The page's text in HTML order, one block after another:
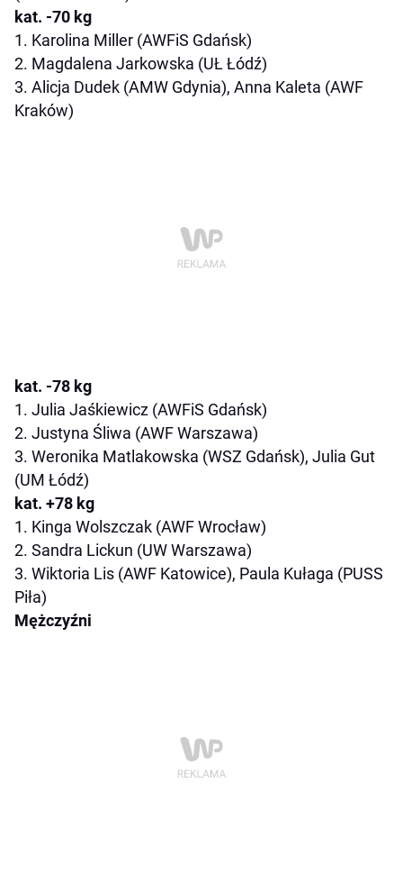
kat. -70 kg
1. Karolina Miller (AWFiS Gdańsk)
2. Magdalena Jarkowska (UŁ Łódź)
3. Alicja Dudek (AMW Gdynia), Anna Kaleta (AWF
Kraków)
kat. -78 kg
1. Julia Jaśkiewicz (AWFiS Gdańsk)
2. Justyna Śliwa (AWF Warszawa)
3. Weronika Matlakowska (WSZ Gdańsk), Julia Gut
(UM Łódź)
kat. +78 kg
1. Kinga Wolszczak (AWF Wrocław)
2. Sandra Lickun (UW Warszawa)
3. Wiktoria Lis (AWF Katowice), Paula Kułaga (PUSS
Piła)
Mężczyźni